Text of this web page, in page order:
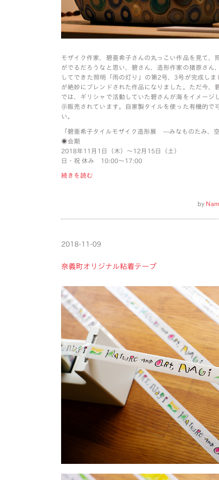
モザイク作家、碧亜希子さんの丸っこい作品を見て、
がでるだろうなと思い、碧さん、造形作家の猪原さん
してできた照明「雨の灯り」の第2号、3号が完成し
が絶妙にブレンドされた作品になりました。ただ今、
では、ギリシャで活動していた碧さんが海をイメージ
示販売されています。自家製タイルを使った有機的で
い。
「碧亜希子タイルモザイク造形展 —みなものたみ、
◉会期
2018年11月1日（木）〜12月15日（土）
日・祝 休み 10:00〜17:00
続きを読む
by
2018-11-09
奈義町オリジナル粘着テープ